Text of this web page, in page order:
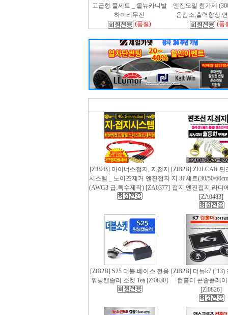
고급형 풀세트 _ 올뉴카니발
하이리무진
(품절)
엔진오일 첨가제
음감소,출력향상,
(품
[ZiB2B] 마이너스접지, 지접지
시스템 _ 노이즈제거 엔진접지
(AWG3 급.특수제작) [ZA0377]
[ZiB2B] ZEiLCAR 편
지 3P세트(30/50/
접지.엔진접지.라디
[ZA0483]
[ZiB2B] S25 더블 베이스 전용
워닝캔슬러 소켓 1ea [Zi0830]
[ZiB2B] 더뉴k7 (`13)
컵홀더 콘솔플레
[Zi0826]